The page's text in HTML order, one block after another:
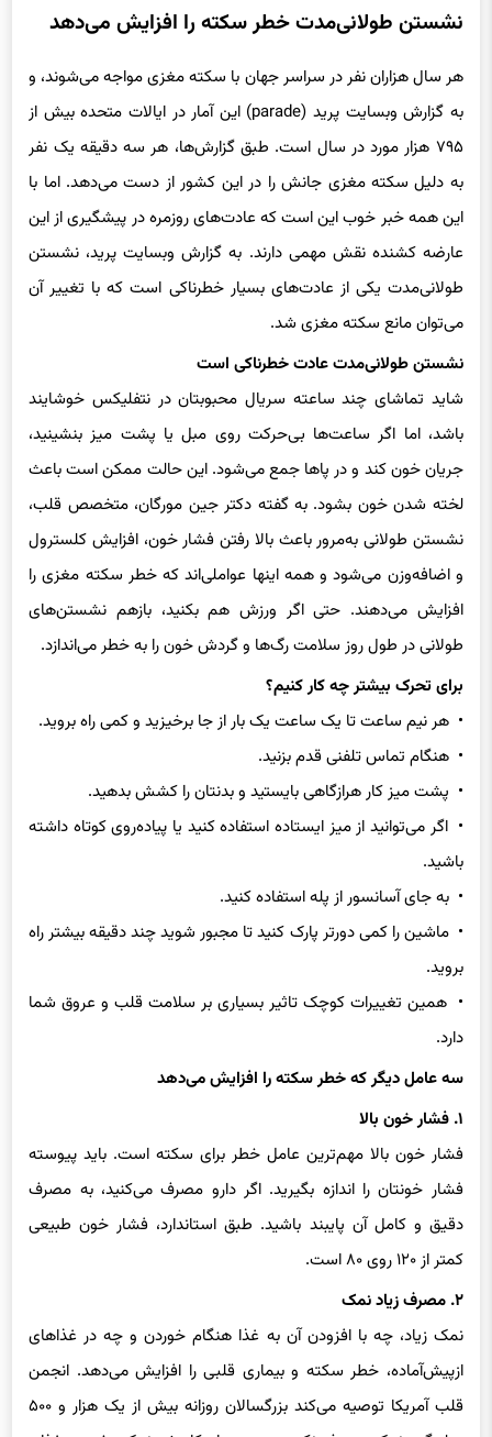
نشستن طولانی‌مدت خطر سکته را افزایش می‌دهد
هر سال هزاران نفر در سراسر جهان با سکته مغزی مواجه می‌شوند، و
به گزارش وبسایت پرید (parade) این آمار در ایالات متحده بیش از
۷۹۵ هزار مورد در سال است. طبق گزارش‌ها، هر سه دقیقه یک نفر
به دلیل سکته مغزی جانش را در این کشور از دست می‌دهد. اما با
این همه خبر خوب این است که عادت‌های روزمره در پیشگیری از این
عارضه کشنده نقش مهمی دارند. به گزارش وبسایت پرید، نشستن
طولانی‌مدت یکی از عادت‌های بسیار خطرناکی است که با تغییر آن
می‌توان مانع سکته مغزی شد.
نشستن طولانی‌مدت عادت خطرناکی است
شاید تماشای چند ساعته سریال محبوبتان در نتفلیکس خوشایند
باشد، اما اگر ساعت‌ها بی‌حرکت روی مبل یا پشت میز بنشینید،
جریان خون کند و در پاها جمع می‌شود. این حالت ممکن است باعث
لخته شدن خون بشود. به گفته دکتر جین مورگان، متخصص قلب،
نشستن طولانی به‌مرور باعث بالا رفتن فشار خون، افزایش کلسترول
و اضافه‌وزن می‌شود و همه اینها عواملی‌اند که خطر سکته مغزی را
افزایش می‌دهند. حتی اگر ورزش هم بکنید، بازهم نشستن‌های
طولانی در طول روز سلامت رگ‌ها و گردش خون را به خطر می‌اندازد.
برای تحرک بیشتر چه کار کنیم؟
• هر نیم ساعت تا یک ساعت یک بار از جا برخیزید و کمی راه بروید.
• هنگام تماس تلفنی قدم بزنید.
• پشت میز کار هرازگاهی بایستید و بدنتان را کشش بدهید.
• اگر می‌توانید از میز ایستاده استفاده کنید یا پیاده‌روی کوتاه داشته
باشید.
• به جای آسانسور از پله استفاده کنید.
• ماشین را کمی دورتر پارک کنید تا مجبور شوید چند دقیقه بیشتر راه
بروید.
• همین تغییرات کوچک تاثیر بسیاری بر سلامت قلب و عروق شما
دارد.
سه عامل دیگر که خطر سکته را افزایش می‌دهد
۱. فشار خون بالا
فشار خون بالا مهم‌ترین عامل خطر برای سکته است. باید پیوسته
فشار خونتان را اندازه بگیرید. اگر دارو مصرف می‌کنید، به مصرف
دقیق و کامل آن پایبند باشید. طبق استاندارد، فشار خون طبیعی
کمتر از ۱۲۰ روی ۸۰ است.
۲. مصرف زیاد نمک
نمک زیاد، چه با افزودن آن به غذا هنگام خوردن و چه در غذاهای
ازپیش‌آماده، خطر سکته و بیماری قلبی را افزایش می‌دهد. انجمن
قلب آمریکا توصیه می‌کند بزرگسالان روزانه بیش از یک هزار و ۵۰۰